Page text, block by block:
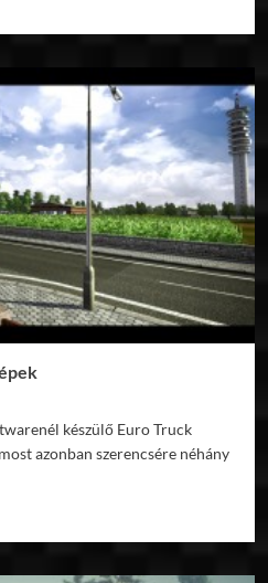
készülő Euro Truck
azonban szerencsére néhány